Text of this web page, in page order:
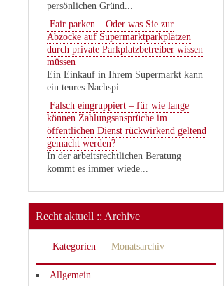
persönlichen Gründ...
Fair parken – Oder was Sie zur
Abzocke auf Supermarktparkplätzen
durch private Parkplatzbetreiber wissen
müssen
Ein Einkauf in Ihrem Supermarkt kann
ein teures Nachspi...
Falsch eingruppiert – für wie lange
können Zahlungsansprüche im
öffentlichen Dienst rückwirkend geltend
gemacht werden?
In der arbeitsrechtlichen Beratung
kommt es immer wiede...
Recht aktuell :: Archive
Kategorien Monatsarchiv
Allgemein